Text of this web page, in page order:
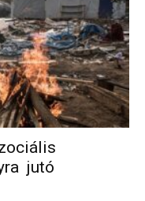
jutó